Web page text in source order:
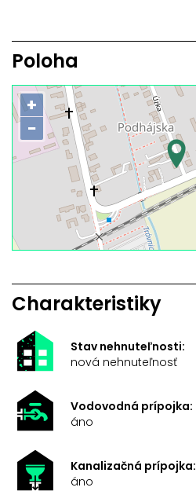
Poloha
+
−
Charakteristiky
Stav nehnuteľnosti:
nová nehnuteľnosť
Vodovodná prípojka:
áno
Kanalizačná prípojka:
áno